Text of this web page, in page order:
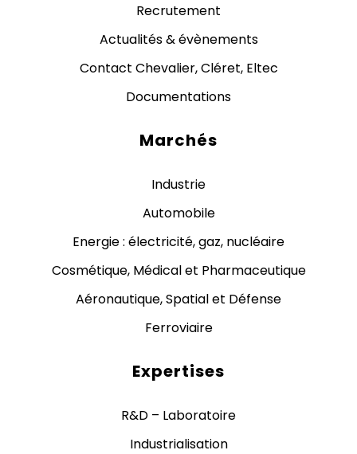
Recrutement
Actualités & évènements
Contact Chevalier, Cléret, Eltec
Documentations
Marchés
Industrie
Automobile
Energie : électricité, gaz, nucléaire
Cosmétique, Médical et Pharmaceutique
Aéronautique, Spatial et Défense
Ferroviaire
Expertises
R&D – Laboratoire
Industrialisation